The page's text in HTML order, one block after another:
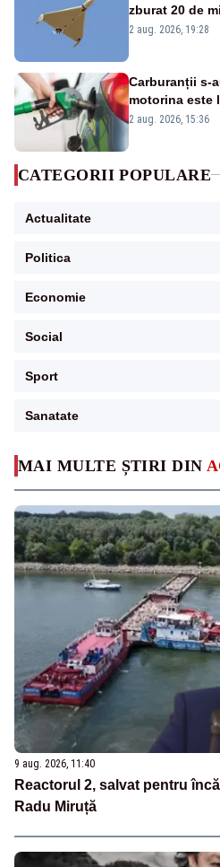
MAI MULTE ȘTIRI DIN
9 aug. 2026, 11:40
Reactorul 2, salvat pentru
Radu Miruță
zburat 20 de
României. Au
2 aug. 2026, 19:28
Carburanții s-
motorina este
2 aug. 2026, 15:36
CATEGORII POPULARE
Actualitate
Politica
Economie
Social
Sport
Sanatate